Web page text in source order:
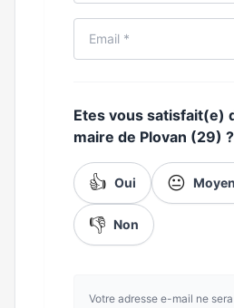
Etes vous satisfait(e)
maire de Plovan (29) ?
👍 Oui 😐
👎 Non
Votre adresse e-mail ne